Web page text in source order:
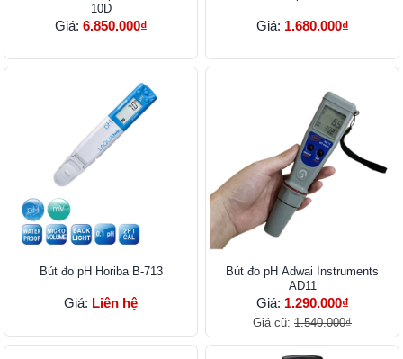
10D
Giá: 6.850.000₫ Giá: 1.680.000₫
Bút đo pH Horiba B-713
Giá: Liên hệ
Bút đo pH Adwai Instruments
AD11
Giá: 1.290.000₫
Giá cũ: 1.540.000₫